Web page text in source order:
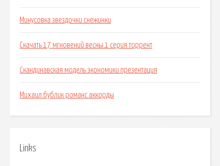
Минусовка звездочки снежинки
Скачать 17 мгновений весны 1 серия торрент
Скандинавская модель экономики презентация
Михаил бублик романс аккорды
Links